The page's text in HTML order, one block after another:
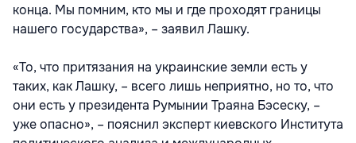
конца. Мы помним, кто мы и где проходят границы
нашего государства», – заявил Лашку.
«То, что притязания на украинские земли есть у
таких, как Лашку, – всего лишь неприятно, но то, что
они есть у президента Румынии Траяна Бэсеску, –
уже опасно», – пояснил эксперт киевского Института